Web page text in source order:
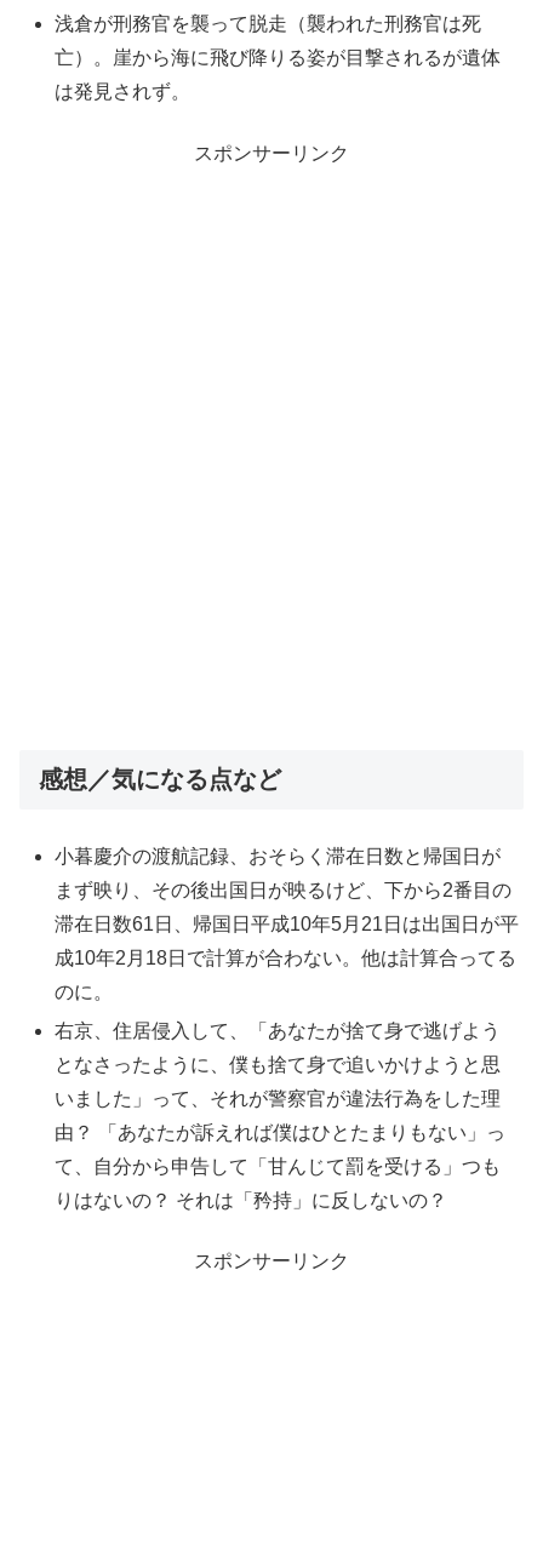
浅倉が刑務官を襲って脱走（襲われた刑務官は死
亡）。崖から海に飛び降りる姿が目撃されるが遺体
は発見されず。
スポンサーリンク
感想／気になる点など
小暮慶介の渡航記録、おそらく滞在日数と帰国日が
まず映り、その後出国日が映るけど、下から2番目の
滞在日数61日、帰国日平成10年5月21日は出国日が平
成10年2月18日で計算が合わない。他は計算合ってる
のに。
右京、住居侵入して、「あなたが捨て身で逃げよう
となさったように、僕も捨て身で追いかけようと思
いました」って、それが警察官が違法行為をした理
由？ 「あなたが訴えれば僕はひとたまりもない」っ
て、自分から申告して「甘んじて罰を受ける」つも
りはないの？ それは「矜持」に反しないの？
スポンサーリンク